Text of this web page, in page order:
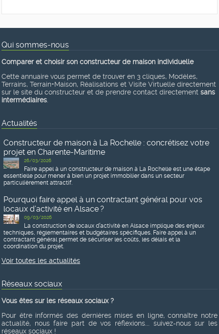
Qui sommes-nous
Comparer et choisir son constructeur de maison individuelle
Cette annuaire vous permet de trouver en 3 cliques, Modèles,
Terrains, Terrain+Maison, Réalisations et Visite Virtuelle directement
sur le site du constructeur et de prendre contact directement sans
intermédiaires
Actualités
Constructeur de maison à La Rochelle : concrétisez votre
projet en Charente-Maritime
26/03/2026
Faire appel à un constructeur de maison à La Rochelle est une étape
essentielle pour mener à bien un projet immobilier dans un secteur
particulièrement attractif.
Pourquoi faire appel à un contractant général pour vos
locaux d’activité en Alsace ?
09/03/2026
La construction de locaux d’activité en Alsace implique des enjeux
techniques, réglementaires et budgétaires spécifiques. Faire appel à un
contractant général permet de sécuriser les coûts, les délais et la
coordination du projet.
Voir toutes les actualités
Réseaux sociaux
Vous êtes sur les réseaux sociaux ?
Pour être informés des dernières mises en ligne, connaître notre
actualité, nous faire part de vos réflexions... suivez-nous sur les
réseaux sociaux !